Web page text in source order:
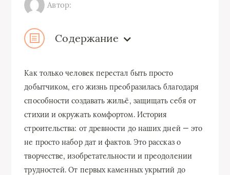
Автор:
Содержание
Как только человек перестал быть просто
добытчиком, его жизнь преобразилась благодаря
способности создавать жильё, защищать себя от
стихии и окружать комфортом. История
строительства: от древности до наших дней — это
не просто набор дат и фактов. Это рассказ о
творчестве, изобретательности и преодолении
трудностей. От первых каменных укрытий до